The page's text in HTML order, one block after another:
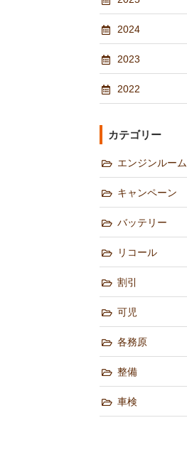
2024
2023
2022
カテゴリー
エンジンルーム
キャンペーン
バッテリー
リコール
割引
可児
各務原
整備
車検